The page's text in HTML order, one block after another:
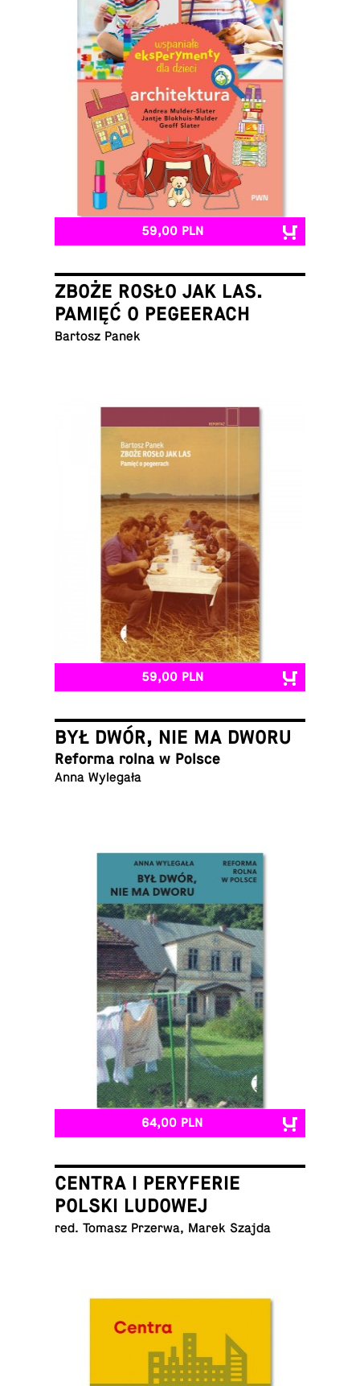
59,00 PLN
ZBOŻE ROSŁO JAK LAS.
PAMIĘĆ O PEGEERACH
Bartosz Panek
59,00 PLN
BYŁ DWÓR, NIE MA DWORU
Reforma rolna w Polsce
Anna Wylegała
64,00 PLN
CENTRA I PERYFERIE
POLSKI LUDOWEJ
red. Tomasz Przerwa, Marek Szajda